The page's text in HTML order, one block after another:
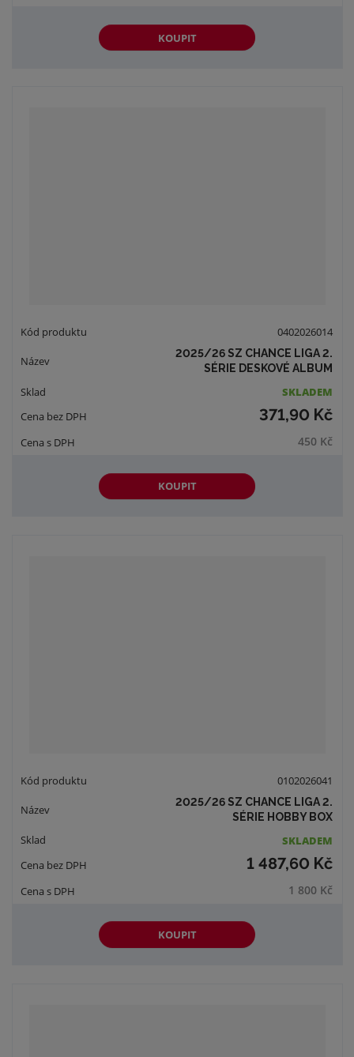
KOUPIT
0402026014
2025/26 SZ CHANCE LIGA 2.
SÉRIE DESKOVÉ ALBUM
SKLADEM
371,90 Kč
450 Kč
KOUPIT
0102026041
2025/26 SZ CHANCE LIGA 2.
SÉRIE HOBBY BOX
SKLADEM
1 487,60 Kč
1 800 Kč
KOUPIT